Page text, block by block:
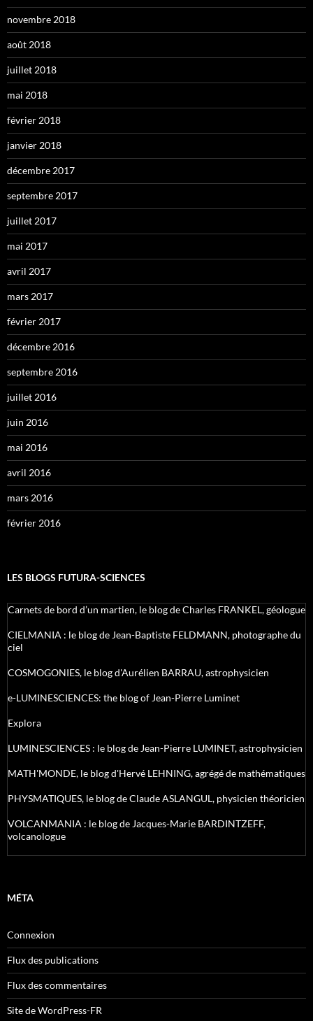
novembre 2018
août 2018
juillet 2018
mai 2018
février 2018
janvier 2018
décembre 2017
septembre 2017
juillet 2017
mai 2017
avril 2017
mars 2017
février 2017
décembre 2016
septembre 2016
juillet 2016
juin 2016
mai 2016
avril 2016
mars 2016
février 2016
LES BLOGS FUTURA-SCIENCES
Carnets de bord d’un martien, le blog de Charles FRANKEL, géologue
CIELMANIA : le blog de Jean-Baptiste FELDMANN, photographe du
ciel
COSMOGONIES, le blog d'Aurélien BARRAU, astrophysicien
e-LUMINESCIENCES: the blog of Jean-Pierre Luminet
Explora
LUMINESCIENCES : le blog de Jean-Pierre LUMINET, astrophysicien
MATH'MONDE, le blog d'Hervé LEHNING, agrégé de mathématiques
PHYSMATIQUES, le blog de Claude ASLANGUL, physicien théoricien
VOLCANMANIA : le blog de Jacques-Marie BARDINTZEFF,
volcanologue
MÉTA
Connexion
Flux des publications
Flux des commentaires
Site de WordPress-FR